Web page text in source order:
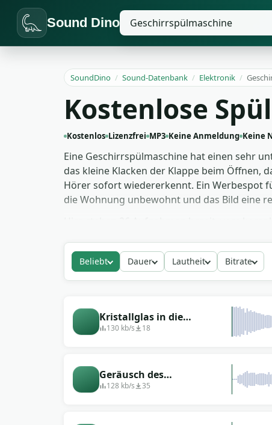
Sound Dino
SoundDino / Sound-Datenbank / Elektronik /
Kostenlose
Kostenlos Lizenzfrei MP3 Keine Anmeldung Keine
Eine Geschirrspülmaschine hat einen sehr
das kleine Klacken der Klappe beim Öffnen,
Hörer sofort wiedererkennt. Ein Werbespot
die Wohnung unbewohnt und das Bild eine
Doku verwenden oder als ASMR-Track für
Namensnennung in deine Projekte
Beliebt Dauer Lautheit Bitrate
Kristallglas in die
Spülmaschine geben
130 kb/s 18
Geräusch des
Geschirrspülers: schaltet
128 kb/s 35